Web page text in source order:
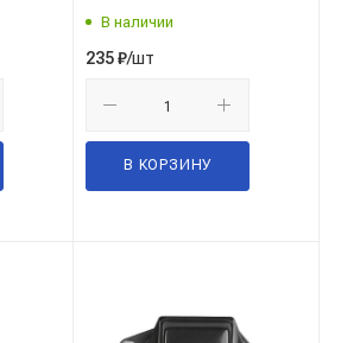
В наличии
235₽/шт
В КОРЗИНУ